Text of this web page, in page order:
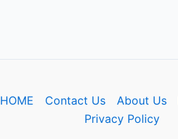
HOME Contact Us About Us
Privacy Policy